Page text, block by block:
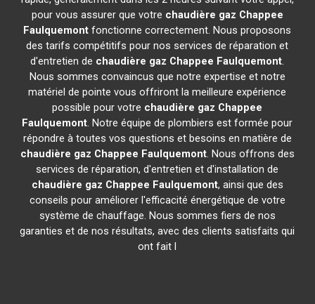
pour vous assurer que votre chaudière gaz Chappee
Faulquemont fonctionne correctement. Nous proposons
des tarifs compétitifs pour nos services de réparation et
d'entretien de chaudière gaz Chappee Faulquemont.
Nous sommes convaincus que notre expertise et notre
matériel de pointe vous offriront la meilleure expérience
possible pour votre chaudière gaz Chappee
Faulquemont. Notre équipe de plombiers est formée pour
répondre à toutes vos questions et besoins en matière de
chaudière gaz Chappee Faulquemont. Nous offrons des
services de réparation, d'entretien et d'installation de
chaudière gaz Chappee Faulquemont, ainsi que des
conseils pour améliorer l'efficacité énergétique de votre
système de chauffage. Nous sommes fiers de nos
garanties et de nos résultats, avec des clients satisfaits qui
ont fait l